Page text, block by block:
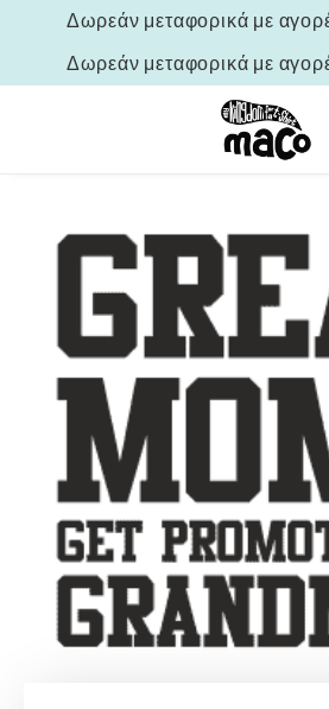
Δωρεάν μεταφορικά με
Δωρεάν μεταφορικά με